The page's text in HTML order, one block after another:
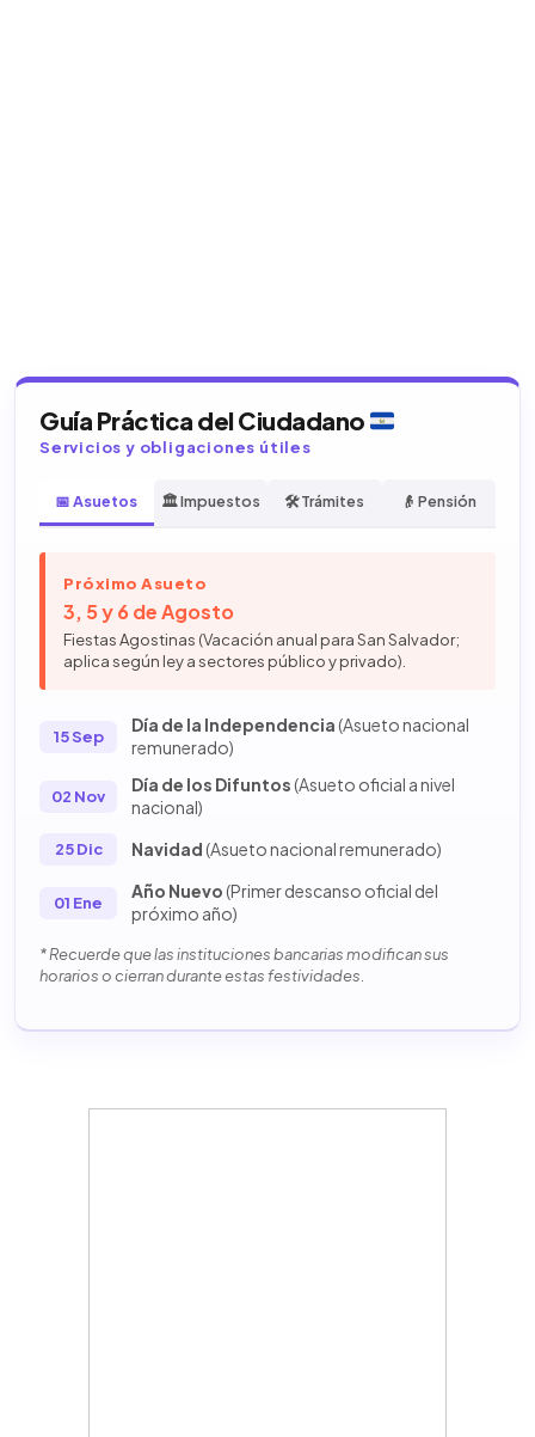
Guía Práctica del Ciudadano
Servicios y obligaciones útiles
📅 Asuetos 🏛️ Impuestos 🛠️ Trámites 👴 Pensión
Próximo Asueto
3, 5 y 6 de Agosto
Fiestas Agostinas (Vacación anual para San Salvador;
aplica según ley a sectores público y privado).
15 Sep
Día de la Independencia(Asueto nacional
remunerado)
02 Nov
Día de los Difuntos(Asueto oficial a nivel
nacional)
25 Dic Navidad(Asueto nacional remunerado)
01 Ene
Año Nuevo(Primer descanso oficial del
próximo año)
* Recuerde que las instituciones bancarias modifican sus
horarios o cierran durante estas festividades.